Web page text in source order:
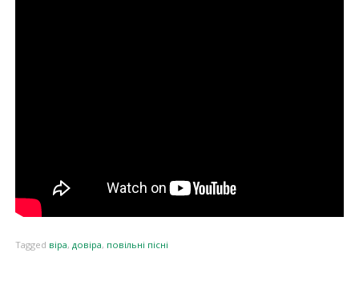
Tagged віра, довіра, повільні пісні